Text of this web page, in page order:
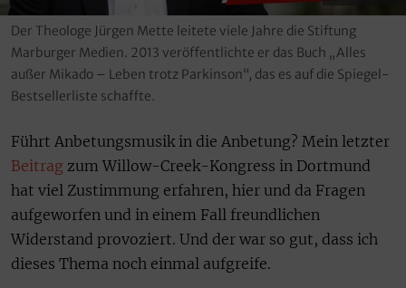
Der Theologe Jürgen Mette leitete viele Jahre die Stiftung
Marburger Medien. 2013 veröffentlichte er das Buch „Alles
außer Mikado – Leben trotz Parkinson“, das es auf die Spiegel-
Bestsellerliste schaffte.
Führt Anbetungsmusik in die Anbetung? Mein letzter
Beitrag zum Willow-Creek-Kongress in Dortmund
hat viel Zustimmung erfahren, hier und da Fragen
aufgeworfen und in einem Fall freundlichen
Widerstand provoziert. Und der war so gut, dass ich
dieses Thema noch einmal aufgreife.